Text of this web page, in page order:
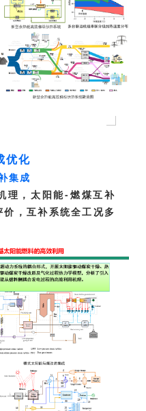
优化
集成
理，太阳能-燃煤互补
，互补系统全工况多